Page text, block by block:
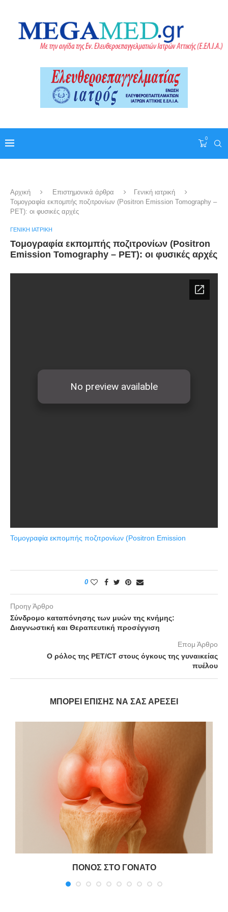
0
Αρχική Επιστημονικά άρθρα
Γενική ιατρική
Τομογραφία εκπομπής ποζιτρονίων (Positron Emission Tomography –
PET): οι φυσικές αρχές
ΓΕΝΙΚΉ ΙΑΤΡΙΚΉ
Τομογραφία εκπομπής ποζιτρονίων (Positron
Emission Tomography – PET): οι φυσικές αρχές
Τομογραφία εκπομπής ποζιτρονίων (Positron Emission
0
Προηγ Άρθρο
Σύνδρομο καταπόνησης των μυών της κνήμης:
Διαγνωστική και Θεραπευτική προσέγγιση
Επομ Άρθρο
Ο ρόλος της PET/CT στους όγκους της γυναικείας
πυέλου
ΜΠΟΡΕΊ ΕΠΊΣΗΣ ΝΑ ΣΑΣ ΑΡΈΣΕΙ
ΠΟΝΟΣ ΣΤΟ ΓΟΝΑΤΟ